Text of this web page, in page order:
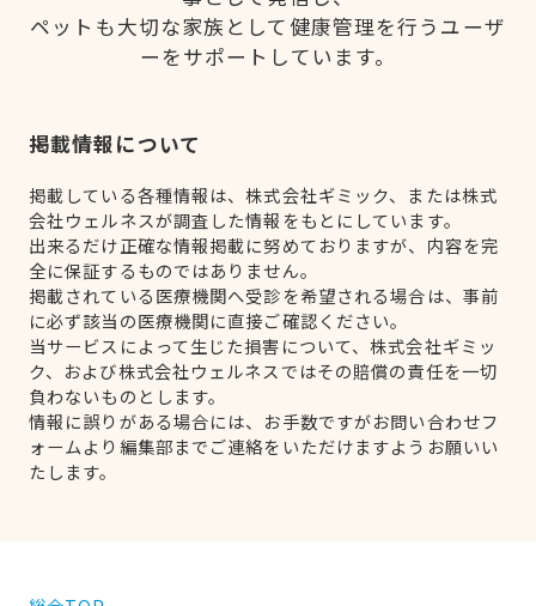
ペットも大切な家族として健康管理を行うユーザ
ーをサポートしています。
掲載情報について
掲載している各種情報は、株式会社ギミック、または株式
会社ウェルネスが調査した情報をもとにしています。
出来るだけ正確な情報掲載に努めておりますが、内容を完
全に保証するものではありません。
掲載されている医療機関へ受診を希望される場合は、事前
に必ず該当の医療機関に直接ご確認ください。
当サービスによって生じた損害について、株式会社ギミッ
ク、および株式会社ウェルネスではその賠償の責任を一切
負わないものとします。
情報に誤りがある場合には、お手数ですがお問い合わせフ
ォームより編集部までご連絡をいただけますようお願いい
たします。